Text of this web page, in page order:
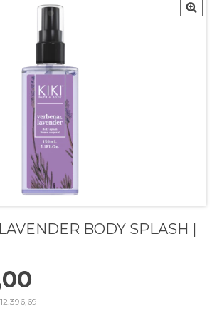
BODY SPLASH |